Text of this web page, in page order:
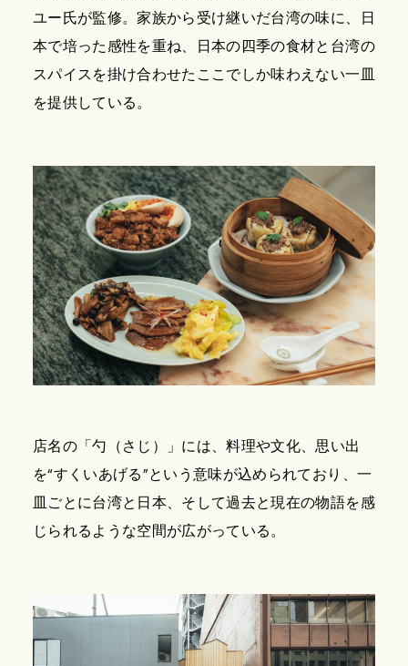
ユー氏が監修。家族から受け継いだ台湾の味に、日
本で培った感性を重ね、日本の四季の食材と台湾の
スパイスを掛け合わせたここでしか味わえない一皿
を提供している。
店名の「勺（さじ）」には、料理や文化、思い出
を“すくいあげる”という意味が込められており、一
皿ごとに台湾と日本、そして過去と現在の物語を感
じられるような空間が広がっている。